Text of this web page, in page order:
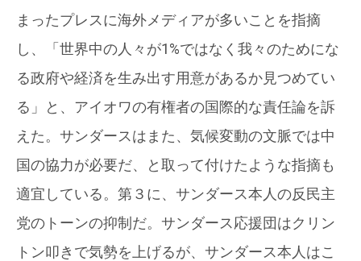
まったプレスに海外メディアが多いことを指摘
し、「世界中の人々が1%ではなく我々のためにな
る政府や経済を生み出す用意があるか見つめてい
る」と、アイオワの有権者の国際的な責任論を訴
えた。サンダースはまた、気候変動の文脈では中
国の協力が必要だ、と取って付けたような指摘も
適宜している。第３に、サンダース本人の反民主
党のトーンの抑制だ。サンダース応援団はクリン
トン叩きで気勢を上げるが、サンダース本人はこ